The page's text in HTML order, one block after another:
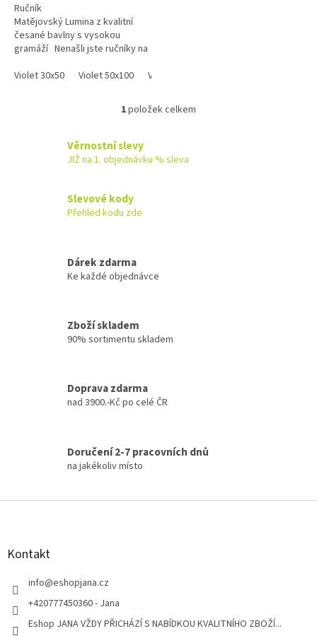
Ručník
Matějovský Lumina z kvalitní
česané bavlny s vysokou
gramáží Nenašli jste ručníky na
mrknout na skladové zásoby...
Violet 30x50 Violet 50x100 Violet 70x140
O
á
y
s
1položek celkem
Věrnostní slevy
JIŽ na 1. objednávku % sleva
Slevové kody
Přehled kodu zde
Dárek zdarma
Ke každé objednávce
Zboží skladem
90% sortimentu skladem
Doprava zdarma
nad 3900.-Kč po celé ČR
Doručení 2-7 pracovních dnů
na jakékoliv místo
Z
Kontakt
info@eshopjana.cz
+420777450360 - Jana
Eshop JANA VŽDY PŘICHÁZÍ S NABÍDKOU KVALITNÍHO ZBOŽÍ...